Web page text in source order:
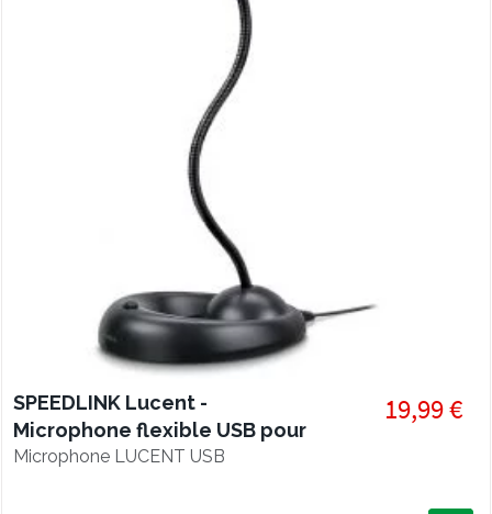
SPEEDLINK Lucent -
Microphone flexible USB pour
bureau
Microphone LUCENT USB
19,99 €